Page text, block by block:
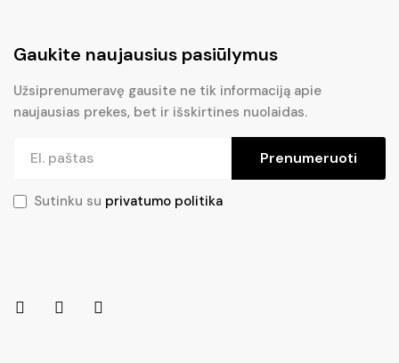
Gaukite naujausius pasiūlymus
Užsiprenumeravę gausite ne tik informaciją apie
naujausias prekes, bet ir išskirtines nuolaidas.
Prenumeruoti
Sutinku su privatumo politika